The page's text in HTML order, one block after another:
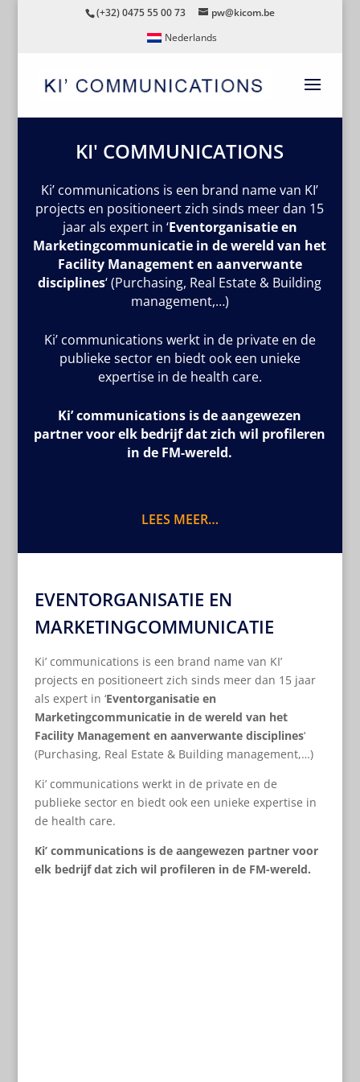
(+32) 0475 55 00 73
pw@kicom.be
Nederlands
KI' COMMUNICATIONS
Ki’ communications is een brand name van KI’
projects en positioneert zich sinds meer dan 15
jaar als expert in ‘Eventorganisatie en
Marketingcommunicatie in de wereld van het
Facility Management en aanverwante
disciplines‘ (Purchasing, Real Estate & Building
management,…)
Ki’ communications werkt in de private en de
publieke sector en biedt ook een unieke
expertise in de health care.
Ki’ communications is de aangewezen
partner voor elk bedrijf dat zich wil profileren
in de FM-wereld.
LEES MEER…
EVENTORGANISATIE EN
MARKETINGCOMMUNICATIE
Ki’ communications is een brand name van KI’
projects en positioneert zich sinds meer dan 15 jaar
als expert in ‘Eventorganisatie en
Marketingcommunicatie in de wereld van het
Facility Management en aanverwante disciplines‘
(Purchasing, Real Estate & Building management,…)
Ki’ communications werkt in de private en de
publieke sector en biedt ook een unieke expertise in
de health care.
Ki’ communications is de aangewezen partner voor
elk bedrijf dat zich wil profileren in de FM-wereld.